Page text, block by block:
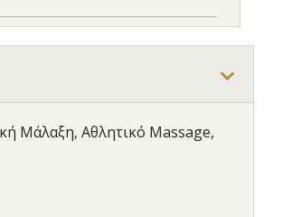
Μάλαξη, Αθλητικό Massage,